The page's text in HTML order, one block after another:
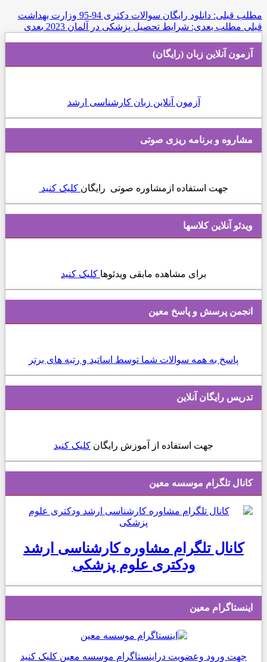
مطلب قبلی: دانلود رایگان سوالات دکتری 94-95 وزارت بهداشت
قبلی مطلب بعدی: شرایط تحصیل پزشکی در آلمان 2023 بعدی
آزمون آنلاین زبان (رایگان)
آزمون آنلاین زبان کارشناسی ارشد
مشاروه و برنامه ریزی صوتی
جهت استفاده ازمشاوره صوتی رایگان کلیک کنید
ویدئو آنلاین کلاسها
برای مشاهده مابقی ویدئوها کلیک کنید
انجمن پرسش و پاسخ معین
پاسخ به همه سوالات شما توسط اساتید و رتبه های برتر
تدریس رایگان آنلاین
جهت استفاده از آموزش رایگان کلیک کنید
کانال تلگرام موسسه معین
کانال تلگرام مشاوره کارشناسی ارشد
ودکتری علوم پزشکی
اینستاگرام معین
جهت ورود وعضویت دراینستاگرام موسسه معین کلیک کنید